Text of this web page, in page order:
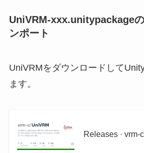
UniVRM-xxx.unitypackage
ンポート
UniVRMをダウンロードして
ます。
Releases · vrm-